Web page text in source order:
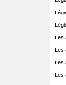
Les
Les
Les
Les